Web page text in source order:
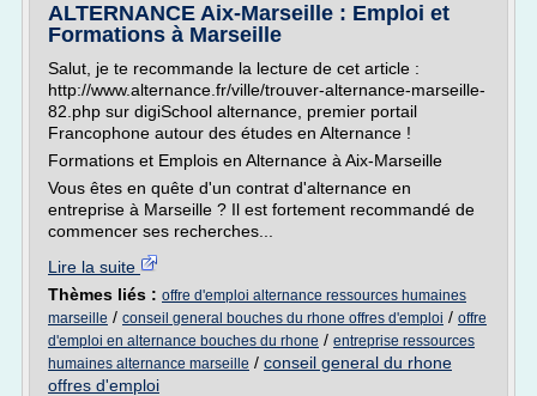
ALTERNANCE Aix-Marseille : Emploi et
Formations à Marseille
Salut, je te recommande la lecture de cet article :
http://www.alternance.fr/ville/trouver-alternance-marseille-
82.php sur digiSchool alternance, premier portail
Francophone autour des études en Alternance !
Formations et Emplois en Alternance à Aix-Marseille
Vous êtes en quête d'un contrat d'alternance en
entreprise à Marseille ? Il est fortement recommandé de
commencer ses recherches...
Lire la suite
Thèmes liés : offre d'emploi alternance ressources humaines
marseille / conseil general bouches du rhone offres d'emploi / offre
d'emploi en alternance bouches du rhone / entreprise ressources
humaines alternance marseille / conseil general du rhone
offres d'emploi